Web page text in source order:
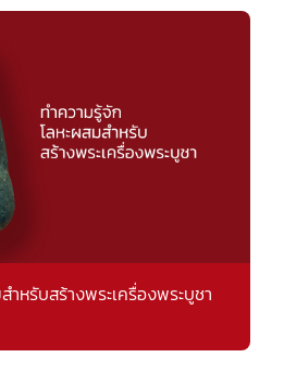
ำหรับสร้างพระเครื่องพระบูชา